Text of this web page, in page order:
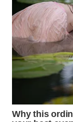
TENGAH
WN DELI
SERDANG
WN
TEBING
WN